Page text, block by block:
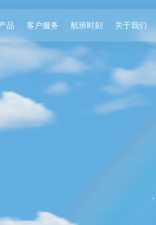
品 客户服务 航班时刻 关于我们